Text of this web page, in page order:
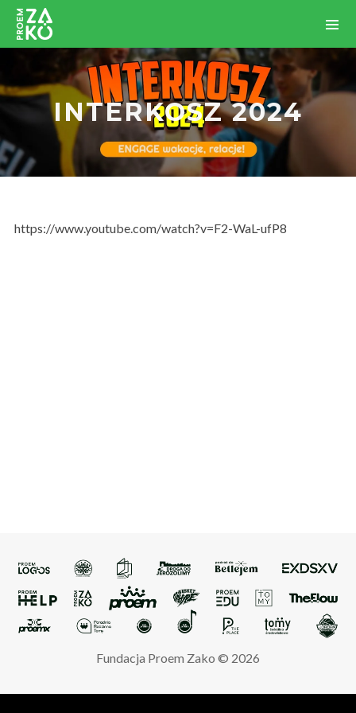
INTERKOSZ 2024
https://www.youtube.com/watch?v=F2-WaL-ufP8
Fundacja Proem Zako © 2026